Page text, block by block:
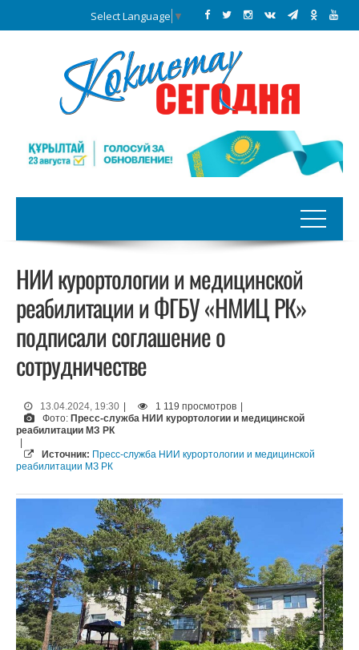
Select Language ▼
НИИ курортологии и медицинской
реабилитации и ФГБУ «НМИЦ РК»
подписали соглашение о
сотрудничестве
13.04.2024, 19:30 1 119 просмотров
Фото: Пресс-служба НИИ курортологии и медицинской
реабилитации МЗ РК
Источник: Пресс-служба НИИ курортологии и медицинской
реабилитации МЗ РК